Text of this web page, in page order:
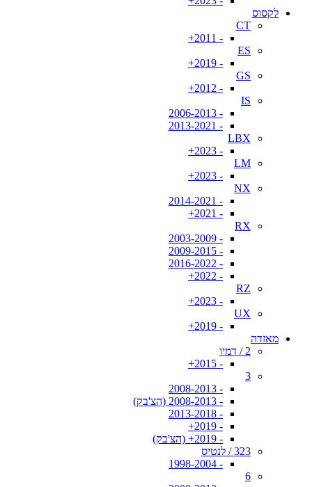
לקסוס
CT
- 2011+
ES
- 2019+
GS
- 2012+
IS
- 2006-2013
- 2013-2021
LBX
- 2023+
LM
- 2023+
NX
- 2014-2021
- 2021+
RX
- 2003-2009
- 2009-2015
- 2016-2022
- 2022+
RZ
- 2023+
UX
- 2019+
מאזדה
2 / דמיו
- 2015+
3
- 2008-2013
- 2008-2013 (הצ'בק)
- 2013-2018
- 2019+
- 2019+ (הצ'בק)
323 / לנטיס
- 1998-2004
6